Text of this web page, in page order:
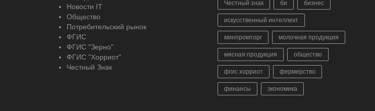
Новости IT
Общество
Потребительский рынок
ФГИС
ФГИС "Зерно"
ФГИС "Хорриот"
Честный Знак
Честный знак би бизнес
искусственный интеллект
минпромторг молочная продукция
мясная продукция общество
фгис хорриот фермерство
финансы экономика